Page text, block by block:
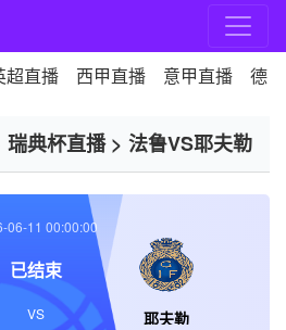
超直播 西甲直播 意甲直播 德
瑞典杯直播> 法鲁VS耶夫勒
耶夫勒
06-11 00:00:00
已结束
VS